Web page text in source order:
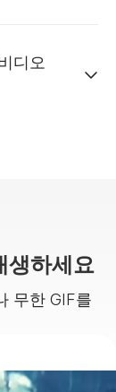
디오
생하세요
무한 GIF를